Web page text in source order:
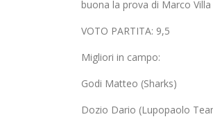
buona la prova di Marco
VOTO PARTITA: 9,5
Migliori in campo:
Godi Matteo (Sharks)
Dozio Dario (Lupopaolo